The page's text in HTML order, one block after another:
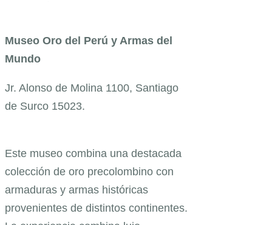
Museo Oro del Perú y Armas del
Mundo
Jr. Alonso de Molina 1100, Santiago
de Surco 15023.
Este museo combina una destacada
colección de oro precolombino con
armaduras y armas históricas
provenientes de distintos continentes.